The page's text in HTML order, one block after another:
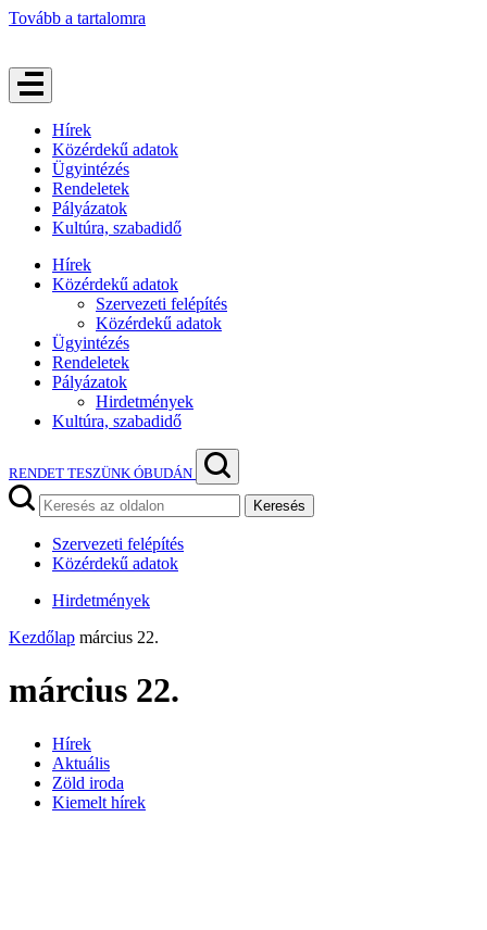
Tovább a tartalomra
Hírek
Közérdekű adatok
Ügyintézés
Rendeletek
Pályázatok
Kultúra, szabadidő
Hírek
Közérdekű adatok
Szervezeti felépítés
Közérdekű adatok
Ügyintézés
Rendeletek
Pályázatok
Hirdetmények
Kultúra, szabadidő
RENDET TESZÜNK ÓBUDÁN
Keresés
Szervezeti felépítés
Közérdekű adatok
Hirdetmények
Kezdőlap március 22.
március 22.
Hírek
Aktuális
Zöld iroda
Kiemelt hírek